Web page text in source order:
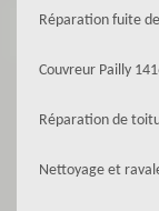
Réparation fuite
Couvreur Pailly
Réparation de
Nettoyage et